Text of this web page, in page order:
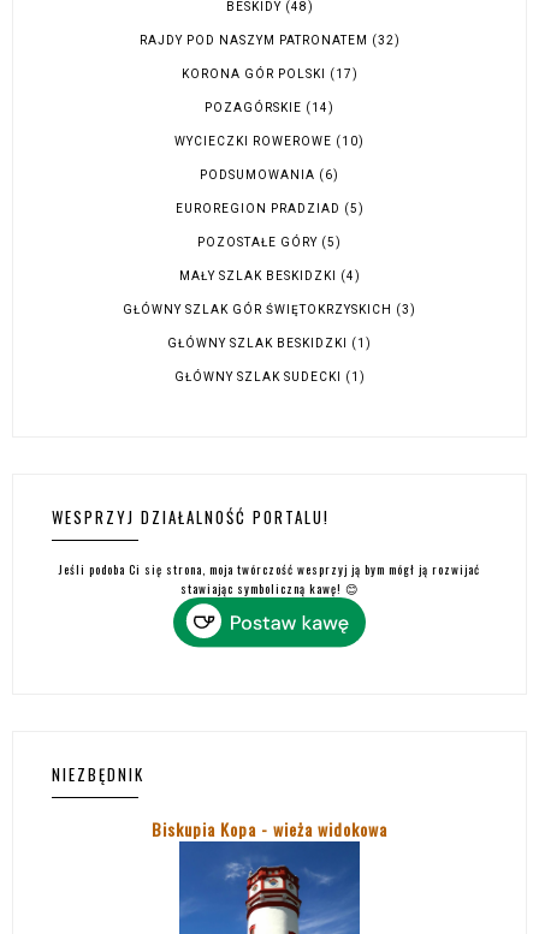
BESKIDY (48)
RAJDY POD NASZYM PATRONATEM (32)
KORONA GÓR POLSKI (17)
POZAGÓRSKIE (14)
WYCIECZKI ROWEROWE (10)
PODSUMOWANIA (6)
EUROREGION PRADZIAD (5)
POZOSTAŁE GÓRY (5)
MAŁY SZLAK BESKIDZKI (4)
GŁÓWNY SZLAK GÓR ŚWIĘTOKRZYSKICH (3)
GŁÓWNY SZLAK BESKIDZKI (1)
GŁÓWNY SZLAK SUDECKI (1)
WESPRZYJ DZIAŁALNOŚĆ PORTALU!
Jeśli podoba Ci się strona, moja twórczość wesprzyj ją bym mógł ją rozwijać
stawiając symboliczną kawę! 😊
NIEZBĘDNIK
Biskupia Kopa - wieża widokowa